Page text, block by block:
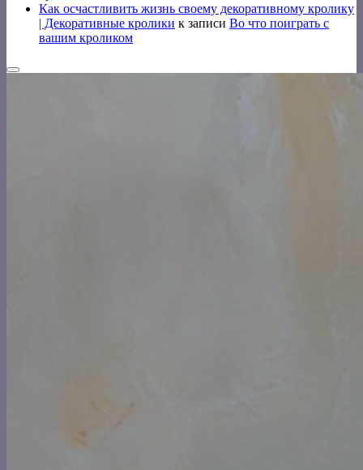
Как осчастливить жизнь своему декоративному кролику
| Декоративные кролики к записи Во что поиграть с
вашим кроликом